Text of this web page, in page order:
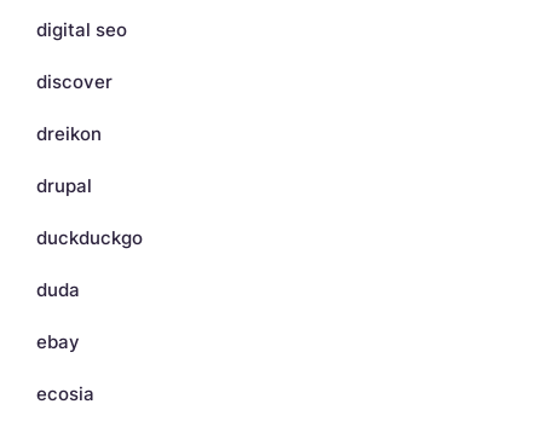
digital seo
discover
dreikon
drupal
duckduckgo
duda
ebay
ecosia